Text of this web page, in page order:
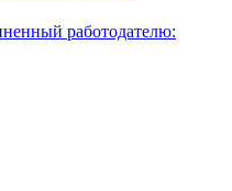
работодателю: